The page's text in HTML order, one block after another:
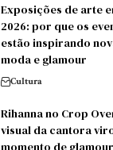
Exposições de arte
2026: por que os
estão inspirando
moda e glamour
Cultura
Rihanna no Crop
visual da cantora
momento de